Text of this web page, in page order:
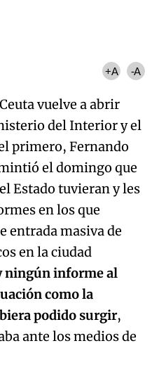
+A -A
vuelve a abrir
del Interior y el
primero, Fernando
el domingo que
Estado tuvieran y les
en los que
entrada masiva de
en la ciudad
ningún informe al
como la
podido surgir,
ante los medios de